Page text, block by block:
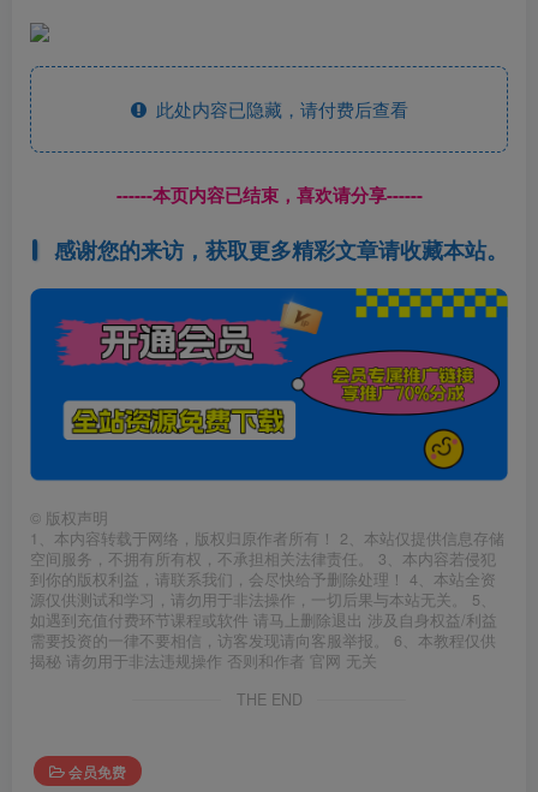
此处内容已隐藏，请付费后查看
------本页内容已结束，喜欢请分享------
感谢您的来访，获取更多精彩文章请收藏本站。
© 版权声明
1、本内容转载于网络，版权归原作者所有！ 2、本站仅提供信息存储
空间服务，不拥有所有权，不承担相关法律责任。 3、本内容若侵犯
到你的版权利益，请联系我们，会尽快给予删除处理！ 4、本站全资
源仅供测试和学习，请勿用于非法操作，一切后果与本站无关。 5、
如遇到充值付费环节课程或软件 请马上删除退出 涉及自身权益/利益
需要投资的一律不要相信，访客发现请向客服举报。 6、本教程仅供
揭秘 请勿用于非法违规操作 否则和作者 官网 无关
THE END
会员免费